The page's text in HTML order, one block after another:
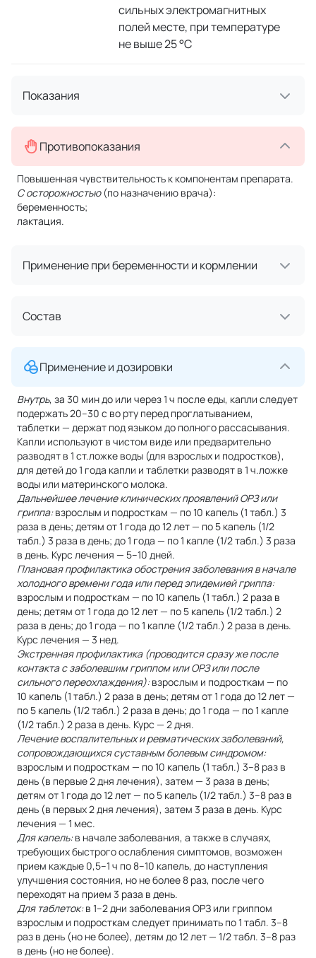
сильных электромагнитных
полей месте, при температуре
не выше 25 °C
Показания
Противопоказания
Повышенная чувствительность к компонентам препарата.
С осторожностью(по назначению врача):
беременность;
лактация.
Применение при беременности и кормлении
Состав
Применение и дозировки
Внутрь, за 30 мин до или через 1 ч после еды, капли следует
подержать 20–30 с во рту перед проглатыванием,
таблетки — держат под языком до полного рассасывания.
Капли используют в чистом виде или предварительно
разводят в 1 ст.ложке воды (для взрослых и подростков),
для детей до 1 года капли и таблетки разводят в 1 ч.ложке
воды или материнского молока.
Дальнейшее лечение клинических проявлений ОРЗ или
гриппа:взрослым и подросткам — по 10 капель (1 табл.) 3
раза в день; детям от 1 года до 12 лет — по 5 капель (1/2
табл.) 3 раза в день; до 1 года — по 1 капле (1/2 табл.) 3 раза
в день. Курс лечения — 5–10 дней.
Плановая профилактика обострения заболевания в начале
холодного времени года или перед эпидемией гриппа:
взрослым и подросткам — по 10 капель (1 табл.) 2 раза в
день; детям от 1 года до 12 лет — по 5 капель (1/2 табл.) 2
раза в день; до 1 года — по 1 капле (1/2 табл.) 2 раза в день.
Курс лечения — 3 нед.
Экстренная профилактика (проводится сразу же после
контакта с заболевшим гриппом или ОРЗ или после
сильного переохлаждения):взрослым и подросткам — по
10 капель (1 табл.) 2 раза в день; детям от 1 года до 12 лет —
по 5 капель (1/2 табл.) 2 раза в день; до 1 года — по 1 капле
(1/2 табл.) 2 раза в день. Курс — 2 дня.
Лечение воспалительных и ревматических заболеваний,
сопровождающихся суставным болевым синдромом:
взрослым и подросткам — по 10 капель (1 табл.) 3–8 раз в
день (в первые 2 дня лечения), затем — 3 раза в день;
детям от 1 года до 12 лет — по 5 капель (1/2 табл.) 3–8 раз в
день (в первых 2 дня лечения), затем 3 раза в день. Курс
лечения — 1 мес.
Для капель:в начале заболевания, а также в случаях,
требующих быстрого ослабления симптомов, возможен
прием каждые 0,5–1 ч по 8–10 капель, до наступления
улучшения состояния, но не более 8 раз, после чего
переходят на прием 3 раза в день.
Для таблеток:в 1–2 дни заболевания ОРЗ или гриппом
взрослым и подросткам следует принимать по 1 табл. 3–8
раз в день (но не более), детям до 12 лет — 1/2 табл. 3–8 раз
в день (но не более).